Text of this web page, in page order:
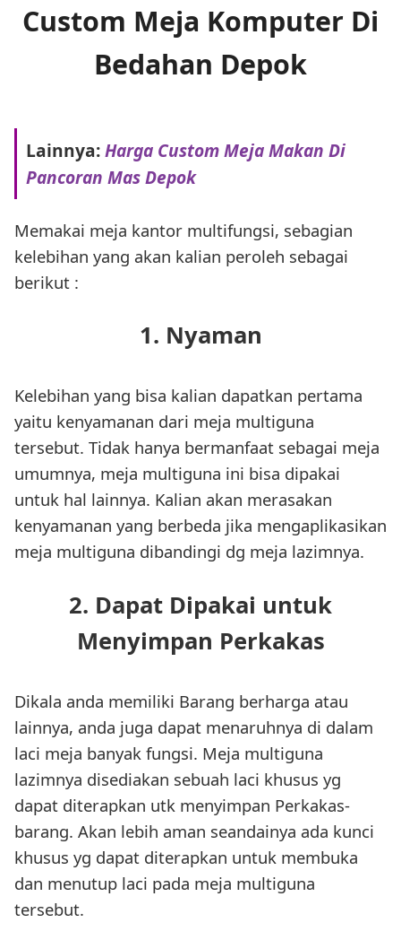
Custom Meja Komputer Di
Bedahan Depok
Lainnya:Harga Custom Meja Makan Di
Pancoran Mas Depok
Memakai meja kantor multifungsi, sebagian
kelebihan yang akan kalian peroleh sebagai
berikut :
1. Nyaman
Kelebihan yang bisa kalian dapatkan pertama
yaitu kenyamanan dari meja multiguna
tersebut. Tidak hanya bermanfaat sebagai meja
umumnya, meja multiguna ini bisa dipakai
untuk hal lainnya. Kalian akan merasakan
kenyamanan yang berbeda jika mengaplikasikan
meja multiguna dibandingi dg meja lazimnya.
2. Dapat Dipakai untuk
Menyimpan Perkakas
Dikala anda memiliki Barang berharga atau
lainnya, anda juga dapat menaruhnya di dalam
laci meja banyak fungsi. Meja multiguna
lazimnya disediakan sebuah laci khusus yg
dapat diterapkan utk menyimpan Perkakas-
barang. Akan lebih aman seandainya ada kunci
khusus yg dapat diterapkan untuk membuka
dan menutup laci pada meja multiguna
tersebut.